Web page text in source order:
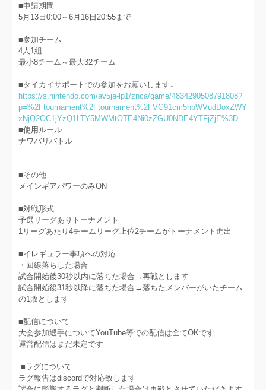
■申請期間
5月13日0:00～6月16日20:55まで
■参加チーム
4人1組
最小8チーム～最大32チーム
■タイカイサポートでの参加をお願いします↓
https://s.nintendo.com/av5ja-lp1/znca/game/4834290508791808?
p=%2Ftournament%2Ftournament%2FVG91cm5hbWVudDoxZWY
xNjQ2OC1jYzQ1LTY5MWMtOTE4Ni0zZGU0NDE4YTFjZjE%3D
■使用ルール
ナワバリバトル
■その他
メインギアパワーのみON
■対戦形式
予選リーグありトーナメント
1リーグあたり4チームリーグ上位2チームがトーナメント進出
■イレギュラー事項への対応
・回線落ちした場合
試合開始後30秒以内に落ちた場合→再戦とします
試合開始後31秒以降に落ちた場合→落ちたメンバーがいたチーム
の1敗とします
■配信について
大会参加選手についてYouTube等での配信は全てOKです
運営配信はまだ未定です
■ラグについて
ラグ報告はdiscordで対応致します